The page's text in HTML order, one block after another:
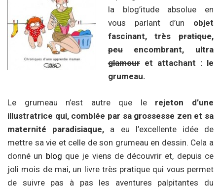
la blog’itude absolue en
vous parlant d’un objet
fascinant, très pratique,
peuencombrant, ultra
glamouret attachant : le
grumeau.
Le grumeau n’est autre que le rejeton d’une
illustratrice qui, comblée par sa grossesse zen et sa
maternité paradisiaque, a eu l’excellente idée de
mettre sa vie et celle de son grumeau en dessin. Cela a
donné un blog que je viens de découvrir et, depuis ce
joli mois de mai, un livre très pratique qui vous permet
de suivre pas à pas les aventures palpitantes du